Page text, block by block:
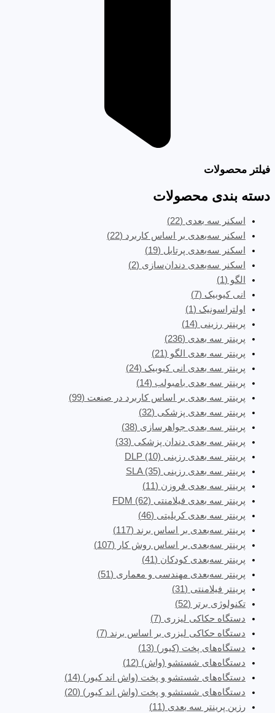
فیلتر محصولات
دسته بندی محصولات
اسکنر سه بعدی (22)
اسکنر سه‌بعدی بر اساس کاربرد (22)
اسکنر سه‌بعدی پرتابل (19)
اسکنر سه‌بعدی دندان‌سازی (2)
الگو (1)
انی کیوبیک (7)
اولتراسونیک (1)
پرینتر رزینی (14)
پرینتر سه‌ بعدی (236)
پرینتر سه بعدی الگو (21)
پرینتر سه بعدی انی کیوبیک (24)
پرینتر سه بعدی بامبولب (14)
پرینتر سه بعدی بر اساس کاربرد در صنعت (99)
پرینتر سه بعدی پزشکی (32)
پرینتر سه بعدی جواهرسازی (38)
پرینتر سه بعدی دندان پزشکی (33)
پرینتر سه بعدی رزینی DLP (10)
پرینتر سه بعدی رزینی SLA (35)
پرینتر سه بعدی فروزن (11)
پرینتر سه بعدی فیلامنتی FDM (62)
پرینتر سه بعدی کریلیتی (46)
پرینتر سه‌بعدی بر اساس برند (117)
پرینتر سه‌بعدی بر اساس روش کار (107)
پرینتر سه‌بعدی کودکان (41)
پرینتر سه‌بعدی مهندسی و معماری (51)
پرینتر فیلامنتی (31)
تکنولوژی برتر (52)
دستگاه حکاکی لیزری (7)
دستگاه حکاکی لیزری بر اساس برند (7)
دستگاه‌های پخت (کیور) (13)
دستگاه‌های شستشو (واش) (12)
دستگاه‌های شستشو و پخت (واش اند کیور) (14)
دستگاه‌های شستشو و پخت (واش اند کیور) (20)
رزین پرینتر سه بعدی (11)